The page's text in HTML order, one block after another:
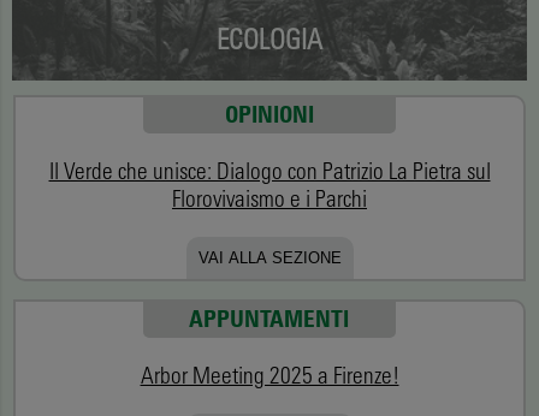
ECOLOGIA
OPINIONI
Il Verde che unisce: Dialogo con Patrizio La Pietra sul
Florovivaismo e i Parchi
VAI ALLA SEZIONE
APPUNTAMENTI
Arbor Meeting 2025 a Firenze!